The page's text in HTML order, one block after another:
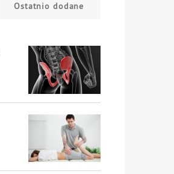
Ostatnio dodane